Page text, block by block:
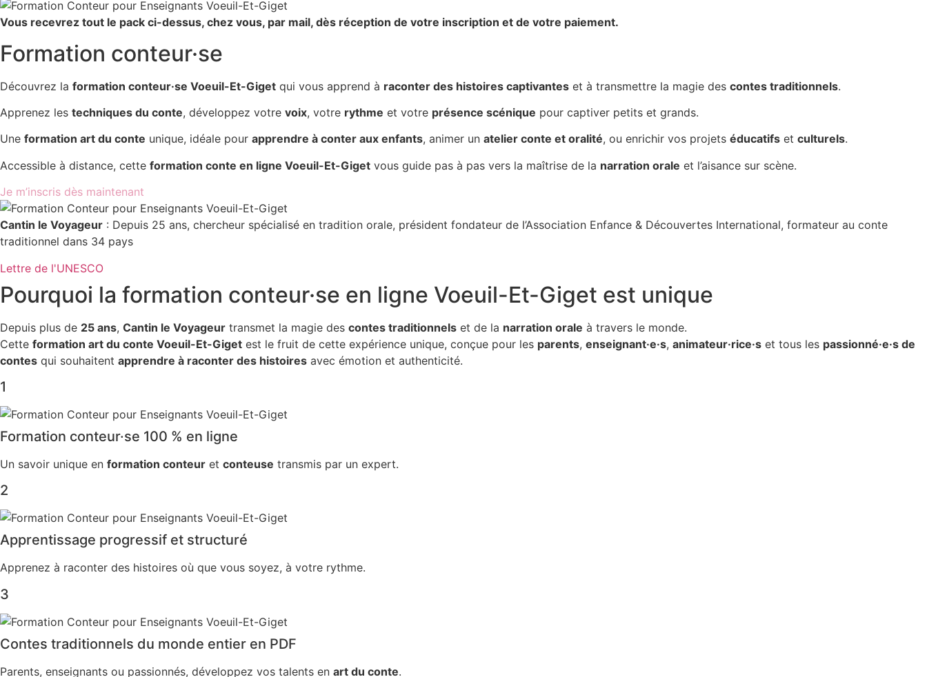
Vous recevrez tout le pack ci-dessus, chez vous, par mail, dès réception de votre inscription et de votre paiement.
Formation conteur·se
Découvrez la formation conteur·se Voeuil-Et-Giget qui vous apprend à raconter des histoires captivantes et à transmettre la magie des contes traditionnels.
Apprenez les techniques du conte, développez votre voix, votre rythme et votre présence scénique pour captiver petits et grands.
Une formation art du conte unique, idéale pour apprendre à conter aux enfants, animer un atelier conte et oralité, ou enrichir vos projets éducatifs et culturels.
Accessible à distance, cette formation conte en ligne Voeuil-Et-Giget vous guide pas à pas vers la maîtrise de la narration orale et l’aisance sur scène.
Je m’inscris dès maintenant
Cantin le Voyageur : Depuis 25 ans, chercheur spécialisé en tradition orale, président fondateur de l’Association Enfance & Découvertes International, formateur au conte
traditionnel dans 34 pays
Lettre de l'UNESCO
Pourquoi la formation conteur·se en ligne Voeuil-Et-Giget est unique
Depuis plus de 25 ans, Cantin le Voyageur transmet la magie des contes traditionnels et de la narration orale à travers le monde.
Cette formation art du conte Voeuil-Et-Giget est le fruit de cette expérience unique, conçue pour les parents, enseignant·e·s, animateur·rice·s et tous les passionné·e·s de
contes qui souhaitent apprendre à raconter des histoires avec émotion et authenticité.
1
Formation conteur·se 100 % en ligne
Un savoir unique en formation conteur et conteuse transmis par un expert.
2
Apprentissage progressif et structuré
Apprenez à raconter des histoires où que vous soyez, à votre rythme.
3
Contes traditionnels du monde entier en PDF
Parents, enseignants ou passionnés, développez vos talents en art du conte.